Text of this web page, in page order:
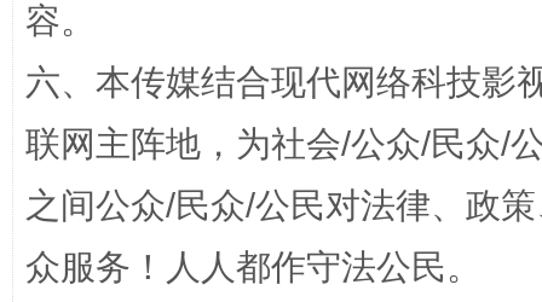
“蜀中异人”王建安的艺术幻境
容。
六、本传媒结合现代网络科技影
联网主阵地，为社会/公众/民众/
之间公众/民众/公民对法律、政
众服务！人人都作守法公民。